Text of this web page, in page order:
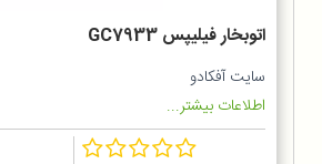
اتوبخار فیلیپس GC7933
سایت آفکادو
اطلاعات بیشتر...